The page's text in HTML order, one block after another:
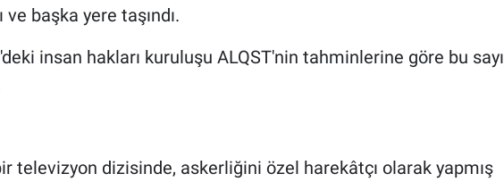
başka yere taşındı.
insan hakları kuruluşu ALQST'nin tahminlerine göre bu sayı
televizyon dizisinde, askerliğini özel harekâtçı olarak yapmış